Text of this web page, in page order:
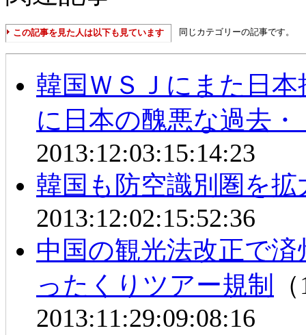
この記事を見た人は以下も見ています 同じカテゴリーの記事です。
韓国ＷＳＪにまた日
に日本の醜悪な過去・
2013:12:03:15:14:23
韓国も防空識別圏を拡
2013:12:02:15:52:36
中国の観光法改正で
ったくりツアー規制
2013:11:29:09:08:16